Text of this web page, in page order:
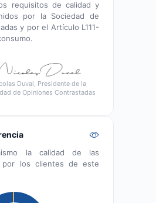
requisitos de calidad y
por la Sociedad de
y por el Artículo L111-
Duval, Presidente de la
de Opiniones Contrastadas
la calidad de las
por los clientes de este